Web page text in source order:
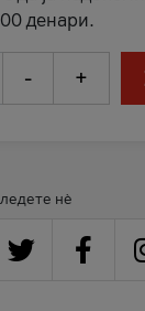
денари.
- +
нè